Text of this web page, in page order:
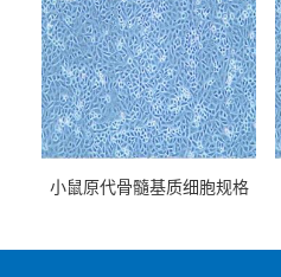
小鼠原代骨髓基质细胞规格